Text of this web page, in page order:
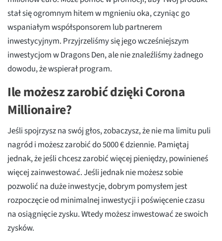
stał się ogromnym hitem w mgnieniu oka, czyniąc go
wspaniałym współsponsorem lub partnerem
inwestycyjnym. Przyjrzeliśmy się jego wcześniejszym
inwestycjom w Dragons Den, ale nie znaleźliśmy żadnego
dowodu, że wspierał program.
Ile możesz zarobić dzięki Corona
Millionaire?
Jeśli spojrzysz na swój głos, zobaczysz, że nie ma limitu puli
nagród i możesz zarobić do 5000 € dziennie. Pamiętaj
jednak, że jeśli chcesz zarobić więcej pieniędzy, powinieneś
więcej zainwestować. Jeśli jednak nie możesz sobie
pozwolić na duże inwestycje, dobrym pomysłem jest
rozpoczęcie od minimalnej inwestycji i poświęcenie czasu
na osiągnięcie zysku. Wtedy możesz inwestować ze swoich
zysków.